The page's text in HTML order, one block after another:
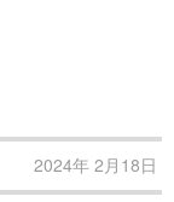
2024年 2月18日